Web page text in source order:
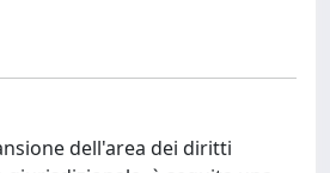
dell'area dei diritti